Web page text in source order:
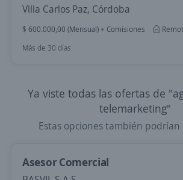
Villa Carlos Paz, Córdoba
$ 600.000,00 (Mensual) + Comisiones
Más de 30 días
Ya viste todas las ofertas de
telemarketing"
Estas opciones también
Asesor Comercial